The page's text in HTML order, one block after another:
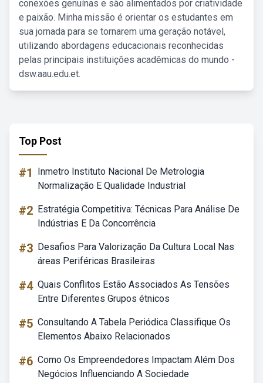
conexões genuínas e são alimentados por criatividade
e paixão. Minha missão é orientar os estudantes em
sua jornada para se tornarem uma geração notável,
utilizando abordagens educacionais reconhecidas
pelas principais instituições acadêmicas do mundo -
dsw.aau.edu.et.
Top Post
#1
Inmetro Instituto Nacional De Metrologia
Normalização E Qualidade Industrial
#2 Estratégia Competitiva: Técnicas Para Análise De
Indústrias E Da Concorrência
#3 Desafios Para Valorização Da Cultura Local Nas
áreas Periféricas Brasileiras
#4 Quais Conflitos Estão Associados As Tensões
Entre Diferentes Grupos étnicos
#5 Consultando A Tabela Periódica Classifique Os
Elementos Abaixo Relacionados
#6 Como Os Empreendedores Impactam Além Dos
Negócios Influenciando A Sociedade